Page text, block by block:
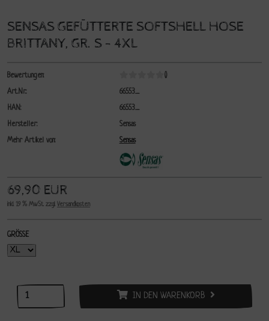
SENSAS GEFÜTTERTE SOFTSHELL HOSE
BRITTANY, GR. S - 4XL
Bewertungen:
()
Art.Nr.:
66553_
HAN:
66553_
Hersteller:
Sensas
Mehr Artikel von:
Sensas
69,90 EUR
inkl. 19 % MwSt. zzgl. Versandkosten
GRÖSSE
IN DEN WARENKORB